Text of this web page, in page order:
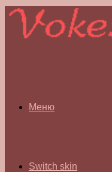
Меню
Switch skin